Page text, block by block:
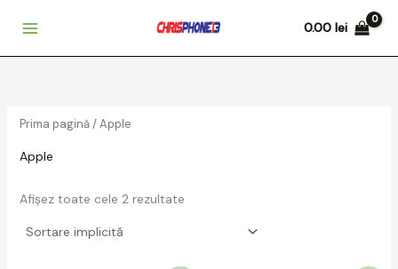
content
0.00lei
Prima pagină/ Apple
Apple
Afișez toate cele 2 rezultate